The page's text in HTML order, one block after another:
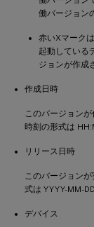
働バージョン
赤いXマーク
起動している
ジョンが作成
作成日時
このバージョン
時刻の形式は
リリース日時
このバージョン
式は YYYY-MM-
デバイス